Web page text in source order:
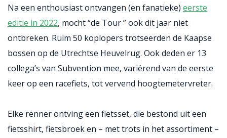
Na een enthousiast ontvangen (en fanatieke) eerste
editie in 2022, mocht “de Tour ” ook dit jaar niet
ontbreken. Ruim 50 koplopers trotseerden de Kaapse
bossen op de Utrechtse Heuvelrug. Ook deden er 13
collega’s van Subvention mee, variërend van de eerste
keer op een racefiets, tot vervend hoogtemetervreter.
Elke renner ontving een fietsset, die bestond uit een
fietsshirt, fietsbroek en – met trots in het assortiment –